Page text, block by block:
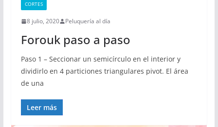
CORTES
8 julio, 2020 Peluquería al día
Forouk paso a paso
Paso 1 – Seccionar un semicírculo en el interior y
dividirlo en 4 particiones triangulares pivot. El área
de una
Leer más